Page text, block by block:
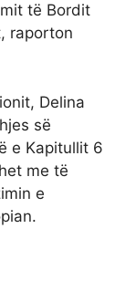
të Bordit
raporton
Delina
së
e Kapitullit 6
me të
e